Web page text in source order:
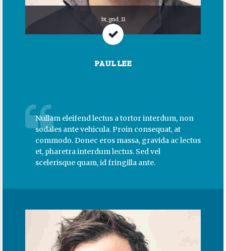
bt_grid_11
PAUL LEE
Nullam eleifend lectus a tortor interdum, non
sodales ante vehicula. Proin consequat, at
commodo. Donec eros massa, gravida ac lectus
et, pharetra interdum lectus. Sed vel
scelerisque quam, id fringilla ante.